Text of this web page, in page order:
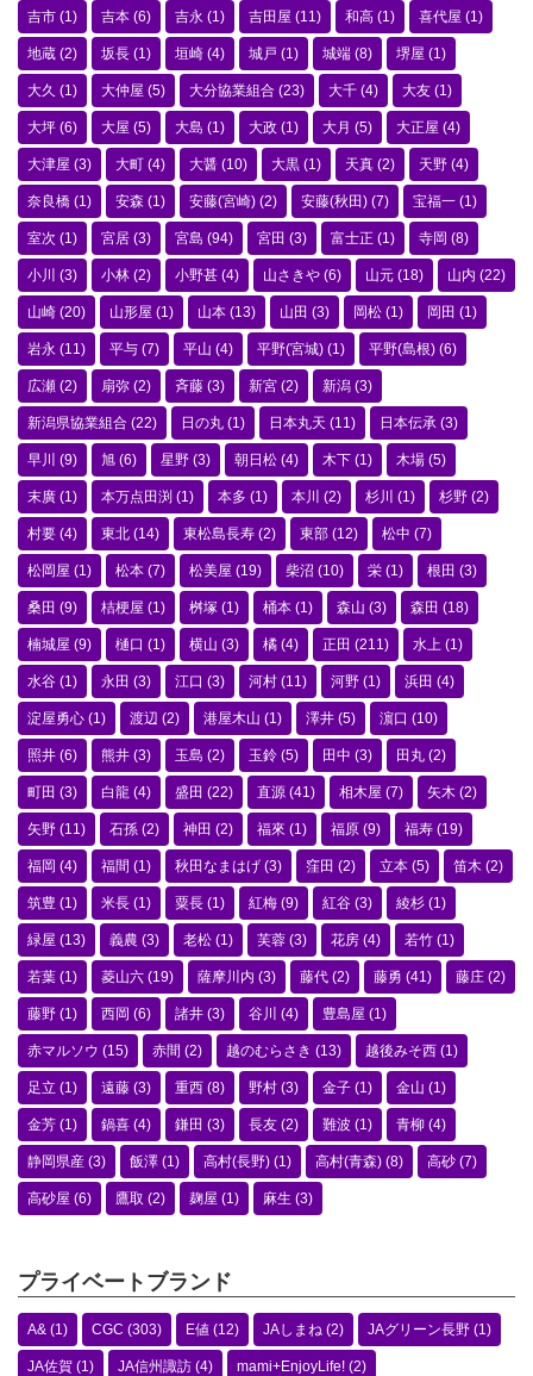
吉市 (1) 吉本 (6) 吉永 (1) 吉田屋 (11) 和高 (1) 喜代屋 (1)
地蔵 (2) 坂長 (1) 垣崎 (4) 城戸 (1) 城端 (8) 堺屋 (1)
大久 (1) 大仲屋 (5) 大分協業組合 (23) 大千 (4) 大友 (1)
大坪 (6) 大屋 (5) 大島 (1) 大政 (1) 大月 (5) 大正屋 (4)
大津屋 (3) 大町 (4) 大醤 (10) 大黒 (1) 天真 (2) 天野 (4)
奈良橋 (1) 安森 (1) 安藤(宮崎) (2) 安藤(秋田) (7) 宝福一 (1)
室次 (1) 宮居 (3) 宮島 (94) 宮田 (3) 富士正 (1) 寺岡 (8)
小川 (3) 小林 (2) 小野甚 (4) 山さきや (6) 山元 (18) 山内 (22)
山崎 (20) 山形屋 (1) 山本 (13) 山田 (3) 岡松 (1) 岡田 (1)
岩永 (11) 平与 (7) 平山 (4) 平野(宮城) (1) 平野(島根) (6)
広瀬 (2) 扇弥 (2) 斉藤 (3) 新宮 (2) 新潟 (3)
新潟県協業組合 (22) 日の丸 (1) 日本丸天 (11) 日本伝承 (3)
早川 (9) 旭 (6) 星野 (3) 朝日松 (4) 木下 (1) 木場 (5)
末廣 (1) 本万点田渕 (1) 本多 (1) 本川 (2) 杉川 (1) 杉野 (2)
村要 (4) 東北 (14) 東松島長寿 (2) 東部 (12) 松中 (7)
松岡屋 (1) 松本 (7) 松美屋 (19) 柴沼 (10) 栄 (1) 根田 (3)
桑田 (9) 桔梗屋 (1) 桝塚 (1) 桶本 (1) 森山 (3) 森田 (18)
楠城屋 (9) 樋口 (1) 横山 (3) 橘 (4) 正田 (211) 水上 (1)
水谷 (1) 永田 (3) 江口 (3) 河村 (11) 河野 (1) 浜田 (4)
淀屋勇心 (1) 渡辺 (2) 港屋木山 (1) 澤井 (5) 濵口 (10)
照井 (6) 熊井 (3) 玉島 (2) 玉鈴 (5) 田中 (3) 田丸 (2)
町田 (3) 白龍 (4) 盛田 (22) 直源 (41) 相木屋 (7) 矢木 (2)
矢野 (11) 石孫 (2) 神田 (2) 福來 (1) 福原 (9) 福寿 (19)
福岡 (4) 福間 (1) 秋田なまはげ (3) 窪田 (2) 立本 (5) 笛木 (2)
筑豊 (1) 米長 (1) 粟長 (1) 紅梅 (9) 紅谷 (3) 綾杉 (1)
緑屋 (13) 義農 (3) 老松 (1) 芙蓉 (3) 花房 (4) 若竹 (1)
若葉 (1) 菱山六 (19) 薩摩川内 (3) 藤代 (2) 藤勇 (41) 藤庄 (2)
藤野 (1) 西岡 (6) 諸井 (3) 谷川 (4) 豊島屋 (1)
赤マルソウ (15) 赤間 (2) 越のむらさき (13) 越後みそ西 (1)
足立 (1) 遠藤 (3) 重西 (8) 野村 (3) 金子 (1) 金山 (1)
金芳 (1) 鍋喜 (4) 鎌田 (3) 長友 (2) 難波 (1) 青柳 (4)
静岡県産 (3) 飯澤 (1) 高村(長野) (1) 高村(青森) (8) 高砂 (7)
高砂屋 (6) 鷹取 (2) 麹屋 (1) 麻生 (3)
プライベートブランド
A& (1) CGC (303) E値 (12) JAしまね (2) JAグリーン長野 (1)
JA佐賀 (1) JA信州諏訪 (4) mami+EnjoyLife! (2)